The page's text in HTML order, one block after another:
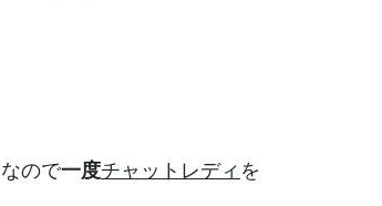
なので一度チャットレディ を